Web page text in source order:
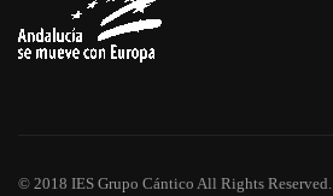
© 2018 IES Grupo Cántico All Rights Reserved.